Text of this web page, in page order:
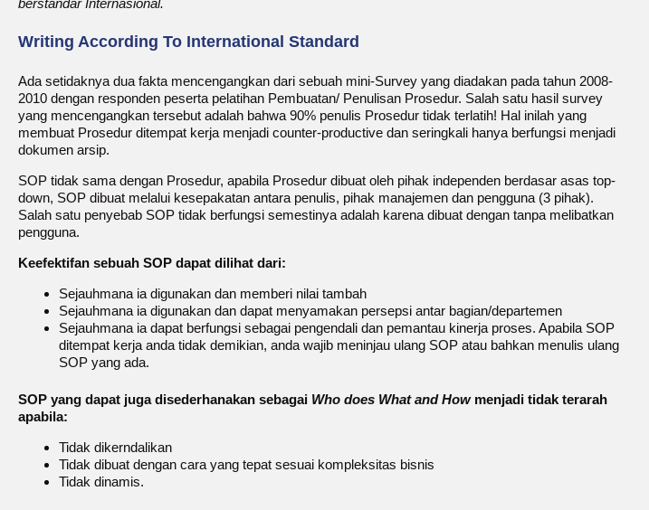
berstandar Internasional.
Writing According To International Standard
Ada setidaknya dua fakta mencengangkan dari sebuah mini-Survey yang diadakan pada tahun 2008-
2010 dengan responden peserta pelatihan Pembuatan/ Penulisan Prosedur. Salah satu hasil survey
yang mencengangkan tersebut adalah bahwa 90% penulis Prosedur tidak terlatih! Hal inilah yang
membuat Prosedur ditempat kerja menjadi counter-productive dan seringkali hanya berfungsi menjadi
dokumen arsip.
SOP tidak sama dengan Prosedur, apabila Prosedur dibuat oleh pihak independen berdasar asas top-
down, SOP dibuat melalui kesepakatan antara penulis, pihak manajemen dan pengguna (3 pihak).
Salah satu penyebab SOP tidak berfungsi semestinya adalah karena dibuat dengan tanpa melibatkan
pengguna.
Keefektifan sebuah SOP dapat dilihat dari:
Sejauhmana ia digunakan dan memberi nilai tambah
Sejauhmana ia digunakan dan dapat menyamakan persepsi antar bagian/departemen
Sejauhmana ia dapat berfungsi sebagai pengendali dan pemantau kinerja proses. Apabila SOP
ditempat kerja anda tidak demikian, anda wajib meninjau ulang SOP atau bahkan menulis ulang
SOP yang ada.
SOP yang dapat juga disederhanakan sebagai Who does What and Howmenjadi tidak terarah
apabila:
Tidak dikerndalikan
Tidak dibuat dengan cara yang tepat sesuai kompleksitas bisnis
Tidak dinamis.